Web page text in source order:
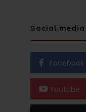
Social media
Facebook
Youtube